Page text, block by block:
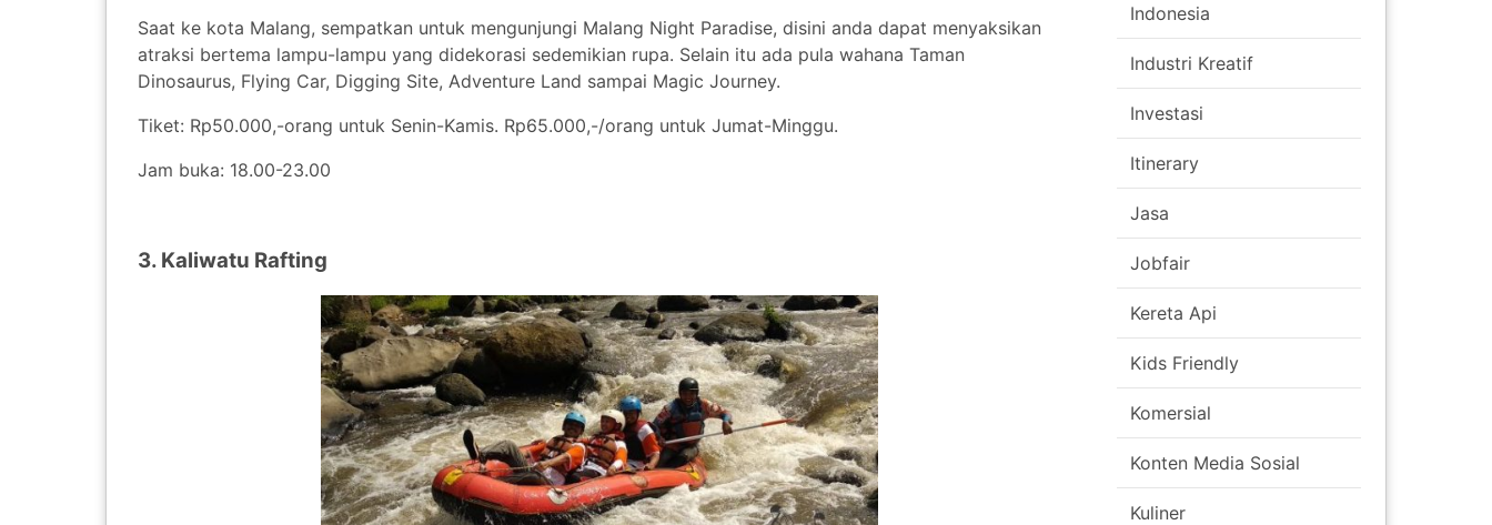
Saat ke kota Malang, sempatkan untuk mengunjungi Malang Night Paradise, disini anda dapat menyaksikan
atraksi bertema lampu-lampu yang didekorasi sedemikian rupa. Selain itu ada pula wahana Taman
Dinosaurus, Flying Car, Digging Site, Adventure Land sampai Magic Journey.
Tiket: Rp50.000,-orang untuk Senin-Kamis. Rp65.000,-/orang untuk Jumat-Minggu.
Jam buka: 18.00-23.00
3. Kaliwatu Rafting
Indonesia
Industri Kreatif
Investasi
Itinerary
Jasa
Jobfair
Kereta Api
Kids Friendly
Komersial
Konten Media Sosial
Kuliner